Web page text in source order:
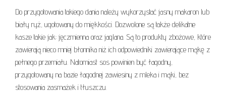
Do przygotowania takiego dania należy wykorzystać jasny makaron lub
biały ryż, ugotowany do miękkości. Dozwolone są także delikatne
kasze takie jak: jęczmienna oraz jaglana. Są to produkty zbożowe, które
zawierają nieco mniej błonnika niż ich odpowiedniki zawierające mąkę z
pełnego przemiału. Natomiast sos powinien być łagodny,
przygotowany na bazie łagodnej zawiesiny z mleka i mąki, bez
stosowania zasmażek i tłuszczu.